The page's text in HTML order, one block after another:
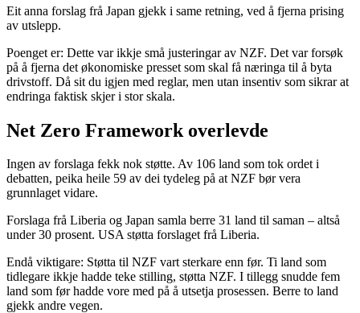
Eit anna forslag frå Japan gjekk i same retning, ved å fjerna prising
av utslepp.
Poenget er: Dette var ikkje små justeringar av NZF. Det var forsøk
på å fjerna det økonomiske presset som skal få næringa til å byta
drivstoff. Då sit du igjen med reglar, men utan insentiv som sikrar at
endringa faktisk skjer i stor skala.
Net Zero Framework overlevde
Ingen av forslaga fekk nok støtte. Av 106 land som tok ordet i
debatten, peika heile 59 av dei tydeleg på at NZF bør vera
grunnlaget vidare.
Forslaga frå Liberia og Japan samla berre 31 land til saman – altså
under 30 prosent. USA støtta forslaget frå Liberia.
Endå viktigare: Støtta til NZF vart sterkare enn før. Ti land som
tidlegare ikkje hadde teke stilling, støtta NZF. I tillegg snudde fem
land som før hadde vore med på å utsetja prosessen. Berre to land
gjekk andre vegen.